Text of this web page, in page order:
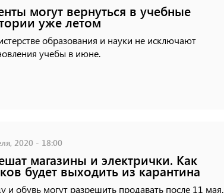
могут вернуться в учебные
уже летом
образования и науки не исключают
учебы в июне.
2020 - 18:00
магазины и электрички. Как
будет выходить из карантина
и обувь могут разрешить продавать после 11 мая.